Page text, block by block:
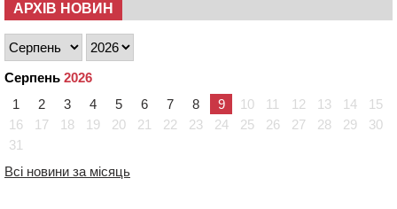
АРХІВ НОВИН
Серпень 2026
1
2 3 4 5 6 7 8 9 10 11 12 13 14
15
16
17 18 19 20 21 22 23 24 25 26 27 28 29
30
31
Всі новини за місяць